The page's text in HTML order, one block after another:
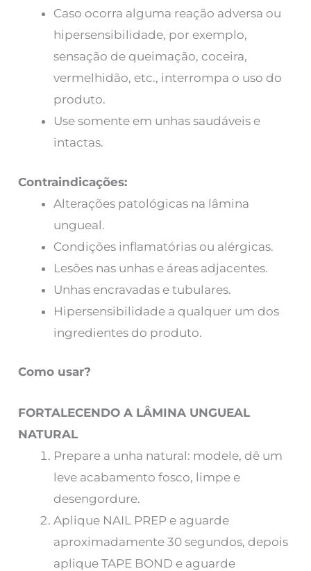
Caso ocorra alguma reação adversa ou
hipersensibilidade, por exemplo,
sensação de queimação, coceira,
vermelhidão, etc., interrompa o uso do
produto.
Use somente em unhas saudáveis ​​e
intactas.
Contraindicações:
Alterações patológicas na lâmina
ungueal.
Condições inflamatórias ou alérgicas.
Lesões nas unhas e áreas adjacentes.
Unhas encravadas e tubulares.
Hipersensibilidade a qualquer um dos
ingredientes do produto.
Como usar?
FORTALECENDO A LÂMINA UNGUEAL
NATURAL
Prepare a unha natural: modele, dê um
leve acabamento fosco, limpe e
desengordure.
Aplique NAIL PREP e aguarde
aproximadamente 30 segundos, depois
aplique TAPE BOND e aguarde